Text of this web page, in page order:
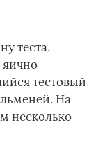
теста,
яично-
тестовый
На
несколько